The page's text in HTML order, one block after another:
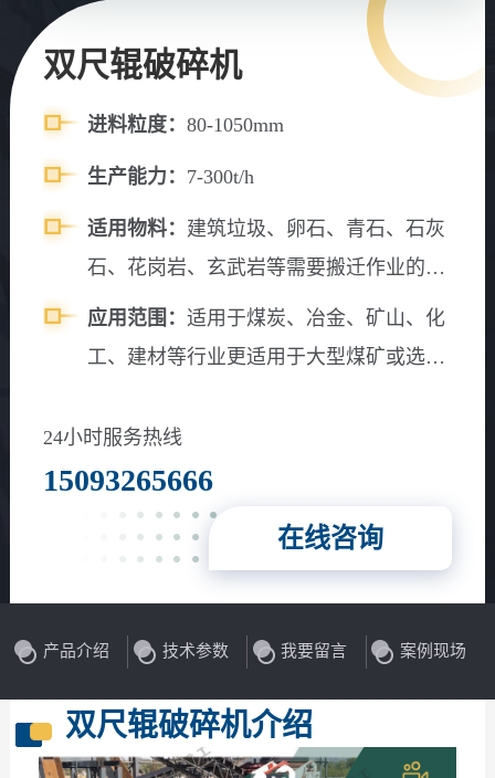
双尺辊破碎机
进料粒度： 80-1050mm
生产能力： 7-300t/h
适用物料： 建筑垃圾、卵石、青石、石灰
石、花岗岩、玄武岩等需要搬迁作业的物
料。
应用范围： 适用于煤炭、冶金、矿山、化
工、建材等行业更适用于大型煤矿或选煤
24小时服务热线
15093265666
在线咨询
产品介绍 技术参数 我要留言 案例现场
双尺辊破碎机介绍